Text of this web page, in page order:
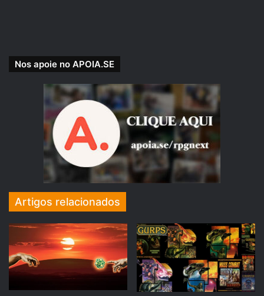
Damocles: O início← clique para comprar
Nos apoie no APOIA.SE
Artigos relacionados